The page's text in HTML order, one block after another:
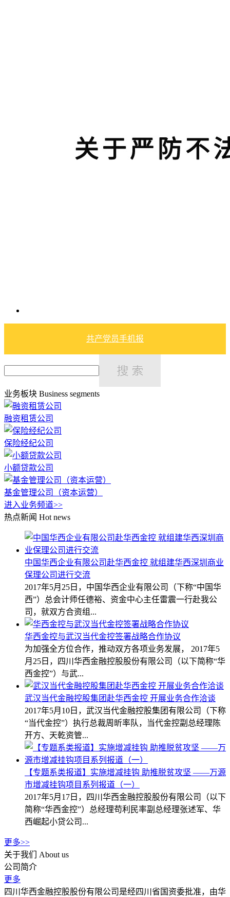
共产党员手机报
业务板块 Business segments
融资租赁公司
保险经纪公司
小额贷款公司
基金管理公司（资本运营）
进入业务频道>>
热点新闻 Hot news
中国华西企业有限公司赴华西金控 就组建华西深圳商业
保理公司进行交流
2017年5月25日，中国华西企业有限公司（下称“中国华
西”）总会计师任德裕、资金中心主任雷震一行赴我公
司，就双方合资组...
华西金控与武汉当代金控签署战略合作协议
为加强全方位合作，推动双方各项业务发展， 2017年5
月25日，四川华西金融控股股份有限公司（以下简称“华
西金控”）与武...
武汉当代金融控股集团赴华西金控 开展业务合作洽谈
2017年5月10日，武汉当代金融控股集团有限公司（下称
“当代金控”）执行总裁周昕率队，当代金控副总经理陈
开方、天乾资管...
【专题系类报道】实施增减挂钩 助推脱贫攻坚 ——万源
市增减挂钩项目系列报道（一）
2017年5月17日，四川华西金融控股股份有限公司（以下
简称“华西金控”）总经理苟利民率副总经理张述军、华
西崛起小贷公司...
更多>>
关于我们
About us
公司简介
更多
四川华西金融控股股份有限公司是经四川省国资委批准，由华